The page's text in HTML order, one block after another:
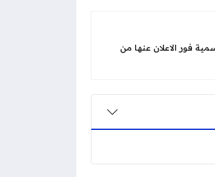
فور الاعلان عنها من